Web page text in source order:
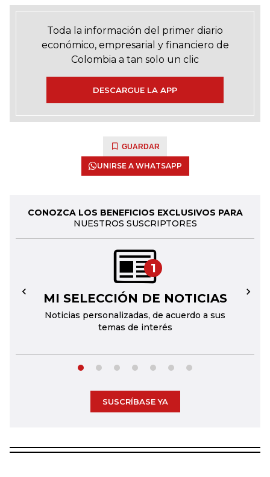
Toda la información del primer diario
económico, empresarial y financiero de
Colombia a tan solo un clic
DESCARGUE LA APP
GUARDAR
UNIRSE A WHATSAPP
CONOZCA LOS BENEFICIOS EXCLUSIVOS PARA
NUESTROS SUSCRIPTORES
1
MI SELECCIÓN DE NOTICIAS
Noticias personalizadas, de acuerdo a sus
temas de interés
← →
SUSCRÍBASE YA